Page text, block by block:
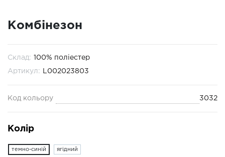
Комбінезон
Склад: 100% поліестер
Артикул: L002023803
Код кольору 3032
Колір
темно-синій ягідний